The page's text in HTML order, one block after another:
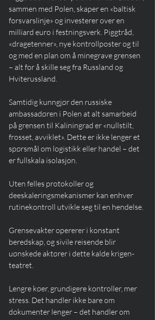
sammen med Polen, skaper en «baltisk
forsvarslinje» og investerer over en
milliard euro i festningsverk. Piggtråd,
«dragetenner», nye kontrollposter og til
og med en plan om å minegrave grensen
– alt for å skille seg fra Russland og
Hviterussland.
Samtidig kunngjør den russiske
ambassadøren i Polen at alt samarbeid
på grensen til Kaliningrad er «nullstilt,
frosset, avviklet». Dette er ikke lenger et
spørsmål om logistikk eller handel – det
er fullskala isolasjon.
Uten felles protokoller og
deeskaleringsmekanismer kan enhver
rutinekontroll utvikle seg til en hendelse.
Grensevakter opererer i konstant
beredskap, og sivile reisende blir
uønskede aktører i dette kalde krigen-
teatret.
Lengre køer, grundigere kontroller, mer
stress. Det handler ikke bare om
dokumenter lenger – det handler om